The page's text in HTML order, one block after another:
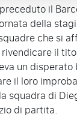
il
della
che si
il
un
il loro
squadra di
di partita.